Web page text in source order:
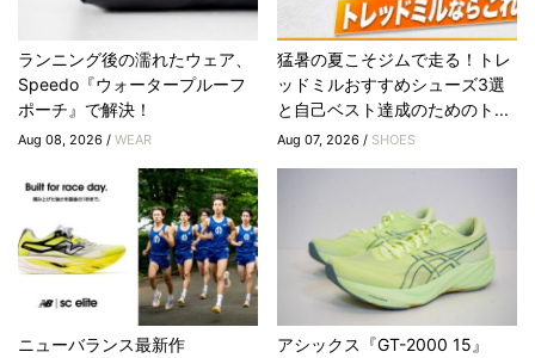
ランニング後の濡れたウェア、
Speedo『ウォータープルーフ
ポーチ』で解決！
Aug 08, 2026 / WEAR
猛暑の夏こそジムで走る！トレ
ッドミルおすすめシューズ3選
と自己ベスト達成のためのト...
Aug 07, 2026 / SHOES
ニューバランス最新作
アシックス『GT-2000 15』